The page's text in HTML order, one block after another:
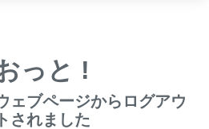
っと !
ェブページからログアウ
トされました